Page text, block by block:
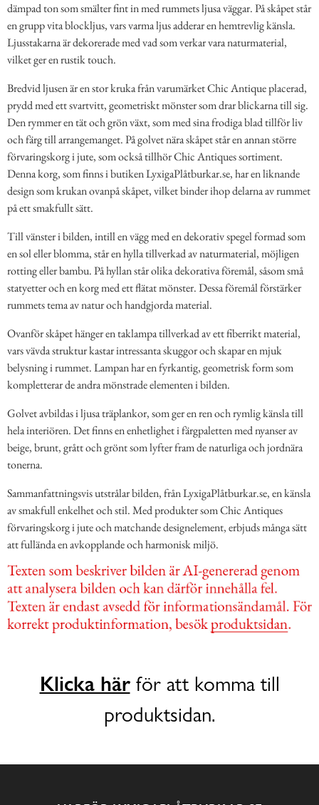
dämpad ton som smälter fint in med rummets ljusa väggar. På skåpet står
en grupp vita blockljus, vars varma ljus adderar en hemtrevlig känsla.
Ljusstakarna är dekorerade med vad som verkar vara naturmaterial,
vilket ger en rustik touch.
Bredvid ljusen är en stor kruka från varumärket Chic Antique placerad,
prydd med ett svartvitt, geometriskt mönster som drar blickarna till sig.
Den rymmer en tät och grön växt, som med sina frodiga blad tillför liv
och färg till arrangemanget. På golvet nära skåpet står en annan större
förvaringskorg i jute, som också tillhör Chic Antiques sortiment.
Denna korg, som finns i butiken LyxigaPlåtburkar.se, har en liknande
design som krukan ovanpå skåpet, vilket binder ihop delarna av rummet
på ett smakfullt sätt.
Till vänster i bilden, intill en vägg med en dekorativ spegel formad som
en sol eller blomma, står en hylla tillverkad av naturmaterial, möjligen
rotting eller bambu. På hyllan står olika dekorativa föremål, såsom små
statyetter och en korg med ett flätat mönster. Dessa föremål förstärker
rummets tema av natur och handgjorda material.
Ovanför skåpet hänger en taklampa tillverkad av ett fiberrikt material,
vars vävda struktur kastar intressanta skuggor och skapar en mjuk
belysning i rummet. Lampan har en fyrkantig, geometrisk form som
kompletterar de andra mönstrade elementen i bilden.
Golvet avbildas i ljusa träplankor, som ger en ren och rymlig känsla till
hela interiören. Det finns en enhetlighet i färgpaletten med nyanser av
beige, brunt, grått och grönt som lyfter fram de naturliga och jordnära
tonerna.
Sammanfattningsvis utstrålar bilden, från LyxigaPlåtburkar.se, en känsla
av smakfull enkelhet och stil. Med produkter som Chic Antiques
förvaringskorg i jute och matchande designelement, erbjuds många sätt
att fullända en avkopplande och harmonisk miljö.
Klicka härför att komma till
produktsidan.